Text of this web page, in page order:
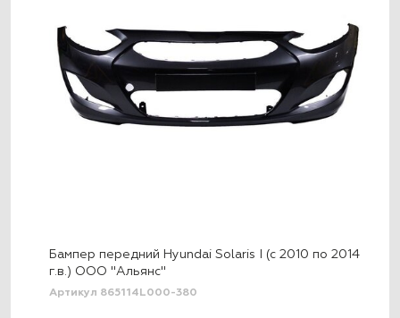
Бампер передний Hyundai Solaris I (c 2010 по 2014
г.в.) ООО "Альянс"
Артикул 865114L000-380